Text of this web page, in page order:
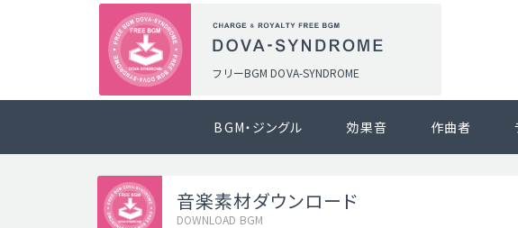
フリーBGM DOVA-SYNDROME
BGM・ジングル 効果音 作曲者
音楽素材ダウンロード
DOWNLOAD BGM